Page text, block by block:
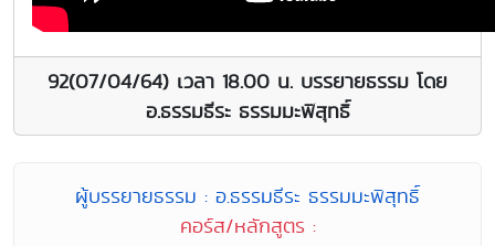
92(07/04/64) เวลา 18.00 น. บรรยายธรรม โดย
อ.ธรรมธีระ ธรรมมะพิสุทธิ์
ผู้บรรยายธรรม : อ.ธรรมธีระ ธรรมมะพิสุทธิ์
คอร์ส/หลักสูตร :